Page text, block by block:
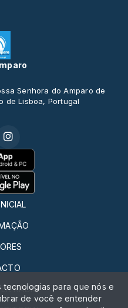
Senhora do Amparo de
de Lisboa, Portugal
RÁDIO
tecnologias para que nós e
de você e entender